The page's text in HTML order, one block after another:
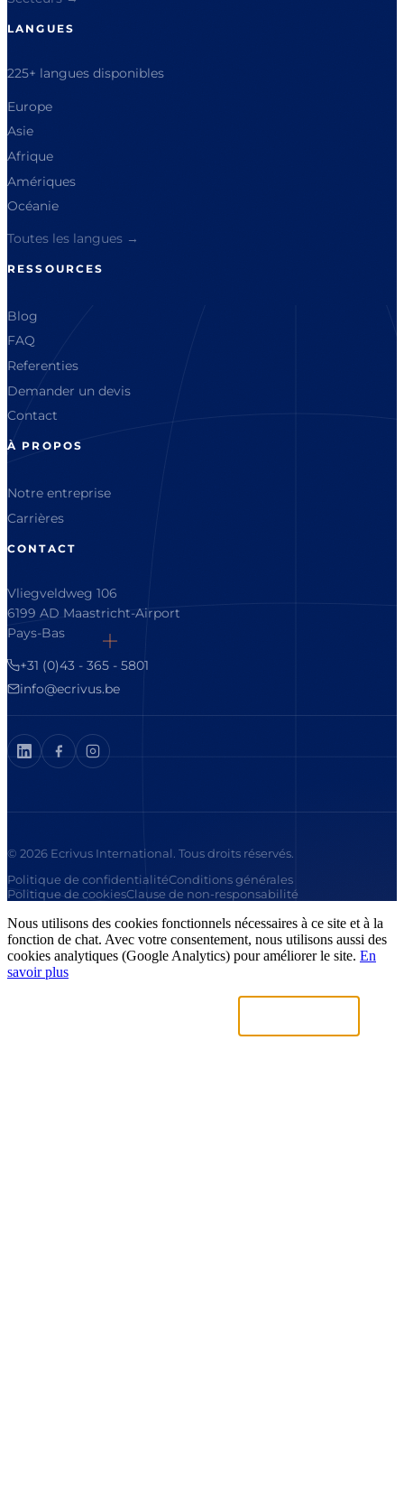
LANGUES
225+ langues disponibles
Europe
Asie
Afrique
Amériques
Océanie
Toutes les langues →
RESSOURCES
Blog
FAQ
Referenties
Demander un devis
Contact
À PROPOS
Notre entreprise
Carrières
CONTACT
Vliegveldweg 106
6199 AD Maastricht-Airport
Pays-Bas
+31 (0)43 - 365 - 5801
info@ecrivus.be
© 2026 Ecrivus International. Tous droits réservés.
Politique de confidentialitéConditions générales
Politique de cookiesClause de non-responsabilité
Nous utilisons des cookies fonctionnels nécessaires à ce site et à la
fonction de chat. Avec votre consentement, nous utilisons aussi des
cookies analytiques (Google Analytics) pour améliorer le site. En
savoir plus